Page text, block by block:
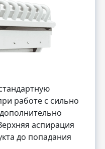
работе с сильно
аспирация
до попадания